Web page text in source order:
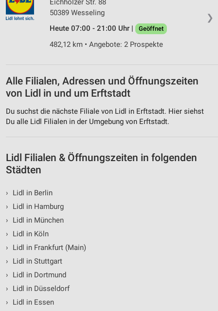
❯
Eichholzer Str. 88
50389 Wesseling
Heute 07:00 - 21:00 Uhr |
Geöffnet
482,12 km • Angebote: 2 Prospekte
Alle Filialen, Adressen und Öffnungszeiten
von Lidl in und um Erftstadt
Du suchst die nächste Filiale von Lidl in Erftstadt. Hier siehst
Du alle Lidl Filialen in der Umgebung von Erftstadt.
Lidl Filialen & Öffnungszeiten in folgenden
Städten
›
Lidl in Berlin
›
Lidl in Hamburg
›
Lidl in München
›
Lidl in Köln
›
Lidl in Frankfurt (Main)
›
Lidl in Stuttgart
›
Lidl in Dortmund
›
Lidl in Düsseldorf
›
Lidl in Essen
Funktional